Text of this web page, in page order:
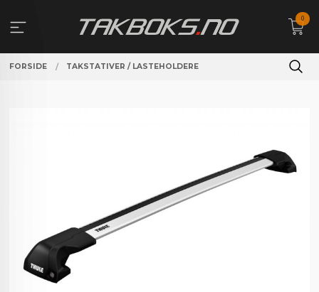
innholdet
0
FORSIDE TAKSTATIVER / LASTEHOLDERE